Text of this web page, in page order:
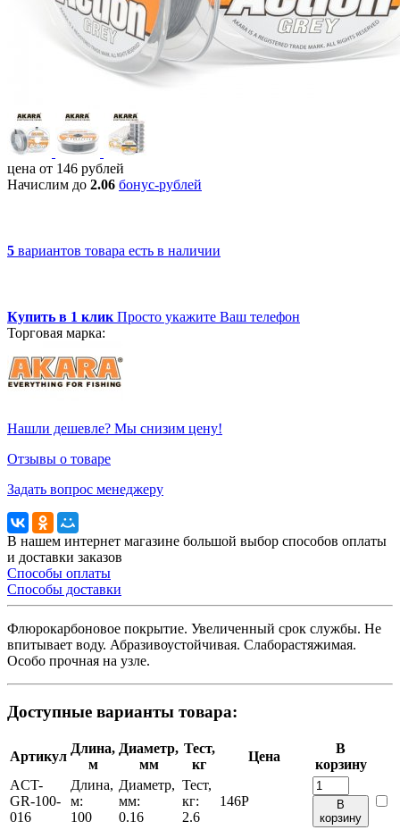
цена от 146 рублей
Начислим до 2.06 бонус-рублей
5 вариантов товара есть в наличии
Купить в 1 клик Просто укажите Ваш телефон
Торговая марка:
Нашли дешевле? Мы снизим цену!
Отзывы о товаре
Задать вопрос менеджеру
В нашем интернет магазине большой выбор способов оплаты
и доставки заказов
Способы оплаты
Способы доставки
Флюрокарбоновое покрытие. Увеличенный срок службы. Не
впитывает воду. Абразивоустойчивая. Слаборастяжимая.
Особо прочная на узле.
Доступные варианты товара:
Артикул
Длина,
м
Диаметр,
мм
Тест,
кг
Цена
В
корзину
ACT-
GR-100-
016
Длина,
м:
100
Диаметр,
мм:
0.16
Тест,
кг:
2.6
146Р
В
корзину